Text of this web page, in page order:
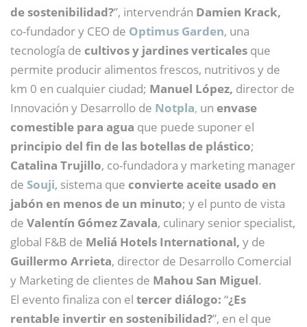
de sostenibilidad?”, intervendrán Damien Krack,
co-fundador y CEO de Optimus Garden, una
tecnología de cultivos y jardines verticales que
permite producir alimentos frescos, nutritivos y de
km 0 en cualquier ciudad; Manuel López, director de
Innovación y Desarrollo de Notpla, un envase
comestible para agua que puede suponer el
principio del fin de las botellas de plástico;
Catalina Trujillo, co-fundadora y marketing manager
de Souji, sistema que convierte aceite usado en
jabón en menos de un minuto; y el punto de vista
de Valentín Gómez Zavala, culinary senior specialist,
global F&B de Meliá Hotels International, y de
Guillermo Arrieta, director de Desarrollo Comercial
y Marketing de clientes de Mahou San Miguel.
El evento finaliza con el tercer diálogo: “¿Es
rentable invertir en sostenibilidad?”, en el que